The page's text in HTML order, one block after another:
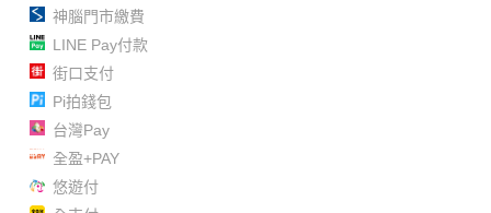
神腦門市繳費
LINE Pay付款
街口支付
Pi拍錢包
台灣Pay
全盈+PAY
悠遊付